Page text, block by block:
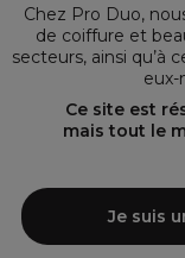
Chez Pro Duo,
de coiffure et
secteurs, ainsi qu’à
eux-
Ce site est
mais tout le
Je suis
Spécialiste de la
large sélection de
Duo le fournisseur
de beauté! Notre
qui sont à la